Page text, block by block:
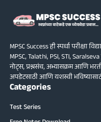
MPSC Success ही स्पर्धा परीक्षा
MPSC, Talathi, PSI, STI,
नोट्स, प्रश्नसंच, अभ्यासक्रम आणि
अपडेटसाठी आणि यशस्वी
Categories
Test Series